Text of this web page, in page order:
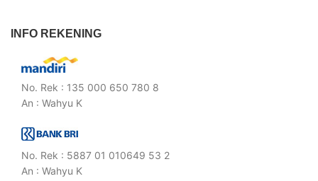
INFO REKENING
No. Rek : 135 000 650 780 8
An : Wahyu K
No. Rek : 5887 01 010649 53 2
An : Wahyu K